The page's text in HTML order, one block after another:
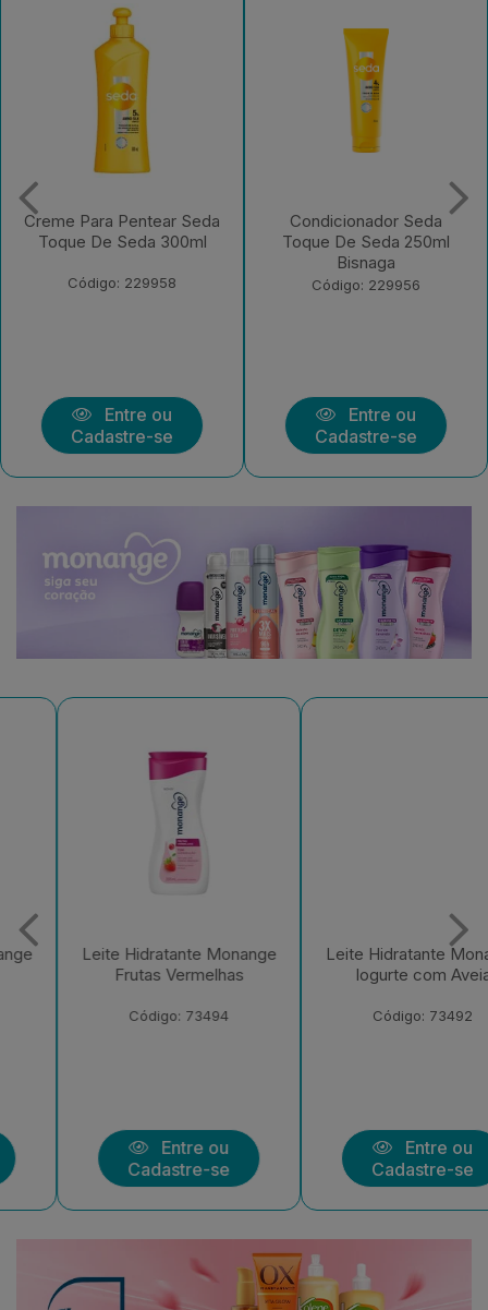
Condicionador Seda
Toque De Seda 250ml
Código: 229956
Entre ou
Cadastre-se
Shampoo Seda Luminoso
UV 300ml
Código: 225764
Entre ou
Cadastre-se
Leite Hidratante Monange
Frutas Vermelhas
Código: 73494
Entre ou
Cadastre-se
Leite Hidratante Monange
Iogurte com Aveia
Código: 73492
Entre ou
Cadastre-se